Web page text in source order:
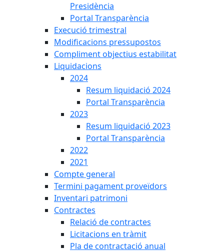
Presidència
Portal Transparència
Execució trimestral
Modificacions pressupostos
Compliment objectius estabilitat
Liquidacions
2024
Resum liquidació 2024
Portal Transparència
2023
Resum liquidació 2023
Portal Transparència
2022
2021
Compte general
Termini pagament proveïdors
Inventari patrimoni
Contractes
Relació de contractes
Licitacions en tràmit
Pla de contractació anual